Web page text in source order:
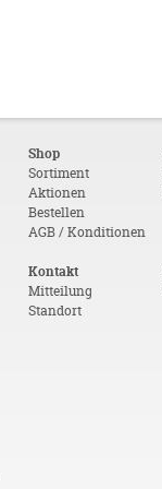
Shop
Sortiment
Aktionen
Bestellen
AGB / Konditionen
Kontakt
Mitteilung
Standort